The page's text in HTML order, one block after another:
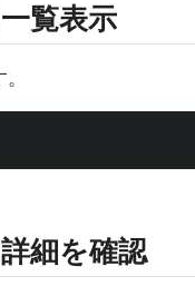
覧表示
細を確認